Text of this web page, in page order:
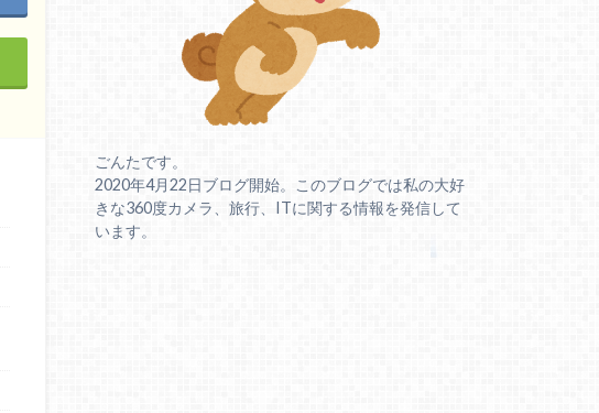
ごんたです。
2020年4月22日ブログ開始。このブログでは私の大好
きな360度カメラ、旅行、ITに関する情報を発信して
います。